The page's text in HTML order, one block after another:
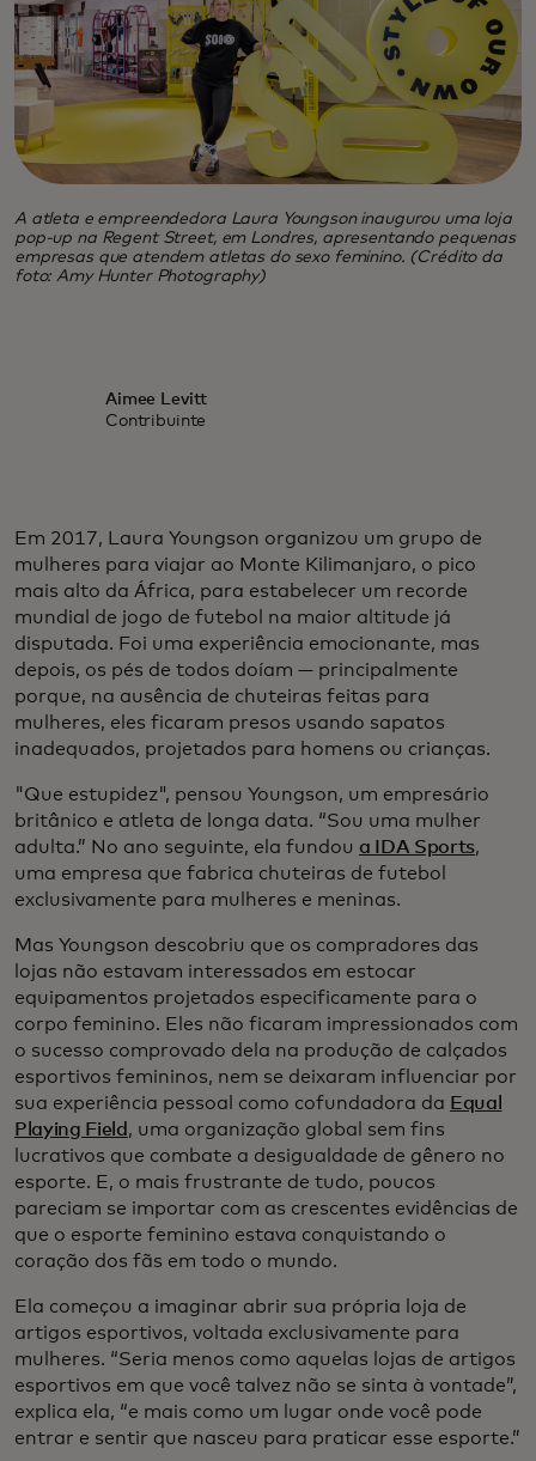
A atleta e empreendedora Laura Youngson inaugurou uma loja
pop-up na Regent Street, em Londres, apresentando pequenas
empresas que atendem atletas do sexo feminino. (Crédito da
foto: Amy Hunter Photography)
Aimee Levitt
Contribuinte
Em 2017, Laura Youngson organizou um grupo de
mulheres para viajar ao Monte Kilimanjaro, o pico
mais alto da África, para estabelecer um recorde
mundial de jogo de futebol na maior altitude já
disputada. Foi uma experiência emocionante, mas
depois, os pés de todos doíam — principalmente
porque, na ausência de chuteiras feitas para
mulheres, eles ficaram presos usando sapatos
inadequados, projetados para homens ou crianças.
"Que estupidez", pensou Youngson, um empresário
britânico e atleta de longa data. “Sou uma mulher
adulta.” No ano seguinte, ela fundou a IDA Sports,
uma empresa que fabrica chuteiras de futebol
exclusivamente para mulheres e meninas.
Mas Youngson descobriu que os compradores das
lojas não estavam interessados em estocar
equipamentos projetados especificamente para o
corpo feminino. Eles não ficaram impressionados com
o sucesso comprovado dela na produção de calçados
esportivos femininos, nem se deixaram influenciar por
sua experiência pessoal como cofundadora da Equal
Playing Field , uma organização global sem fins
lucrativos que combate a desigualdade de gênero no
esporte. E, o mais frustrante de tudo, poucos
pareciam se importar com as crescentes evidências de
que o esporte feminino estava conquistando o
coração dos fãs em todo o mundo.
Ela começou a imaginar abrir sua própria loja de
artigos esportivos, voltada exclusivamente para
mulheres. “Seria menos como aquelas lojas de artigos
esportivos em que você talvez não se sinta à vontade”,
explica ela, “e mais como um lugar onde você pode
entrar e sentir que nasceu para praticar esse esporte.”